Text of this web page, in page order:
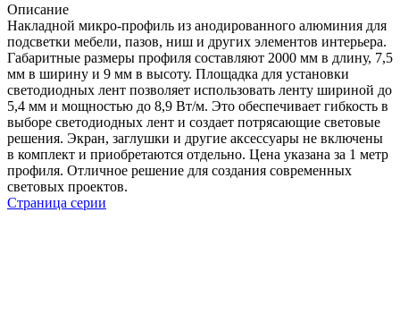
Описание
Накладной микро-профиль из анодированного алюминия для
подсветки мебели, пазов, ниш и других элементов интерьера.
Габаритные размеры профиля составляют 2000 мм в длину, 7,5
мм в ширину и 9 мм в высоту. Площадка для установки
светодиодных лент позволяет использовать ленту шириной до
5,4 мм и мощностью до 8,9 Вт/м. Это обеспечивает гибкость в
выборе светодиодных лент и создает потрясающие световые
решения. Экран, заглушки и другие аксессуары не включены
в комплект и приобретаются отдельно. Цена указана за 1 метр
профиля. Отличное решение для создания современных
световых проектов.
Страница серии